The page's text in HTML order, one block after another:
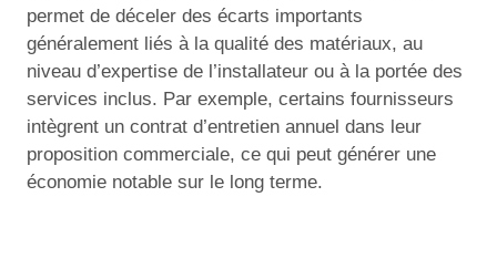
permet de déceler des écarts importants
généralement liés à la qualité des matériaux, au
niveau d’expertise de l’installateur ou à la portée des
services inclus. Par exemple, certains fournisseurs
intègrent un contrat d’entretien annuel dans leur
proposition commerciale, ce qui peut générer une
économie notable sur le long terme.